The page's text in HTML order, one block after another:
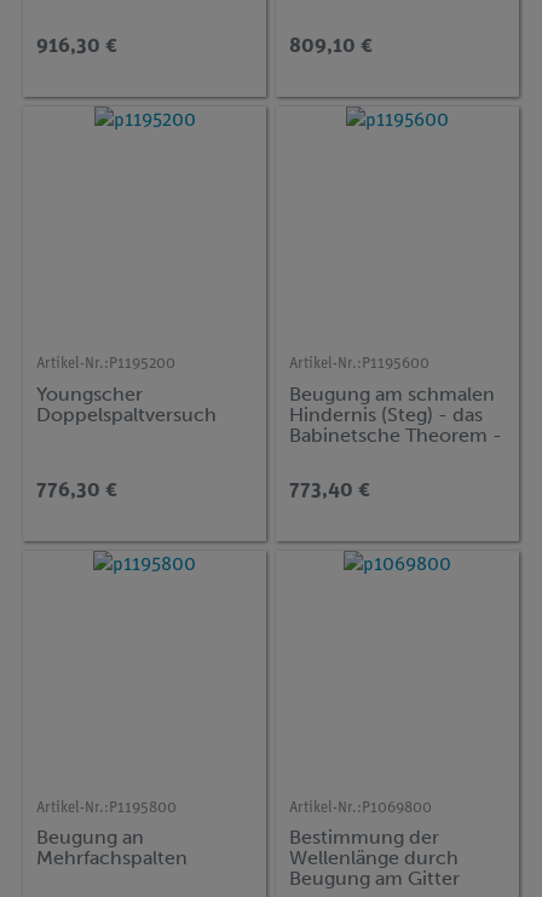
916,30 € 809,10 €
Artikel-Nr.: P1195200
Youngscher
Doppelspaltversuch
776,30 €
Artikel-Nr.: P1195600
Beugung am schmalen
Hindernis (Steg) - das
Babinetsche Theorem -
773,40 €
Artikel-Nr.: P1195800
Beugung an
Mehrfachspalten
Artikel-Nr.: P1069800
Bestimmung der
Wellenlänge durch
Beugung am Gitter